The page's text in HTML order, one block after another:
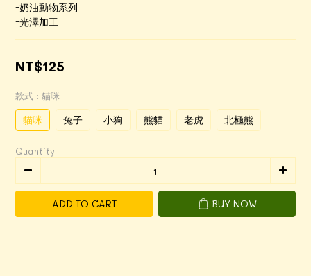
-奶油動物系列
-光澤加工
NT$125
款式 : 貓咪
貓咪 兔子 小狗 熊貓 老虎 北極熊
Quantity
ADD TO CART BUY NOW